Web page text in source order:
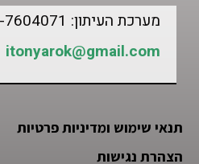
מערכת העיתון: 09-7604071
itonyarok@gmail.com
תנאי שימוש ומדיניות פרטיות
הצהרת נגישות